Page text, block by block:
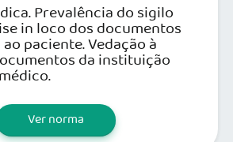
Prevalência do sigilo
in loco dos documentos
paciente. Vedação à
da instituição
Ver norma